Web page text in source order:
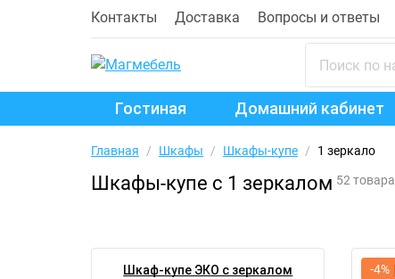
Контакты Доставка Вопросы и ответы
Гостиная Домашний кабинет
Главная / Шкафы / Шкафы-купе / 1 зеркало
Шкафы-купе с 1 зеркалом 52 товара
Шкаф-купе ЭКО с зеркалом -4%